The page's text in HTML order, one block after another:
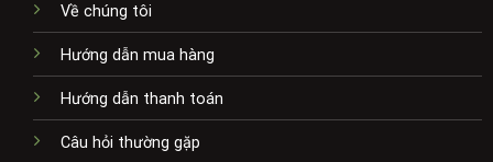
Về chúng tôi
Hướng dẫn mua hàng
Hướng dẫn thanh toán
Câu hỏi thường gặp